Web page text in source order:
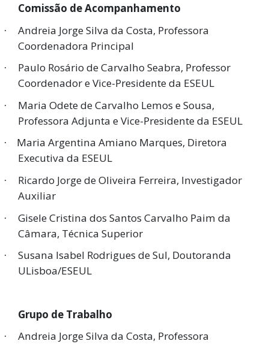
Comissão de Acompanhamento
·
Andreia Jorge Silva da Costa, Professora
Coordenadora Principal
· Paulo Rosário de Carvalho Seabra, Professor
Coordenador e Vice-Presidente da ESEUL
·
Maria Odete de Carvalho Lemos e Sousa,
Professora Adjunta e Vice-Presidente da ESEUL
·
Maria Argentina Amiano Marques, Diretora
Executiva da ESEUL
·
Ricardo Jorge de Oliveira Ferreira, Investigador
Auxiliar
·
Gisele Cristina dos Santos Carvalho Paim da
Câmara, Técnica Superior
·
Susana Isabel Rodrigues de Sul, Doutoranda
ULisboa/ESEUL
Grupo de Trabalho
·
Andreia Jorge Silva da Costa, Professora